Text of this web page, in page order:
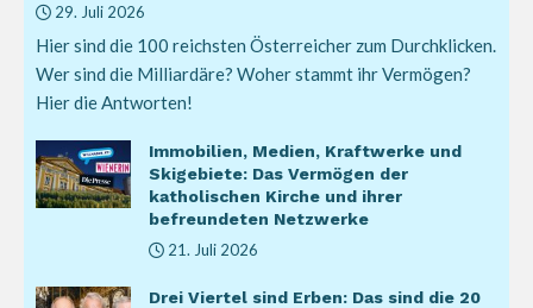
29. Juli 2026
Hier sind die 100 reichsten Österreicher zum Durchklicken.
Wer sind die Milliardäre? Woher stammt ihr Vermögen?
Hier die Antworten!
Immobilien, Medien, Kraftwerke und
Skigebiete: Das Vermögen der
katholischen Kirche und ihrer
befreundeten Netzwerke
21. Juli 2026
Drei Viertel sind Erben: Das sind die 20